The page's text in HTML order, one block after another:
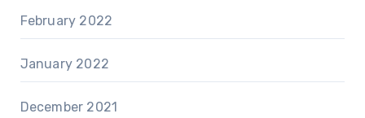
February 2022
January 2022
December 2021